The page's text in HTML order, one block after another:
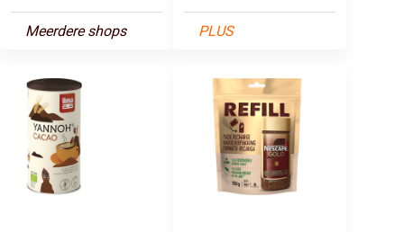
Meerdere shops PLUS